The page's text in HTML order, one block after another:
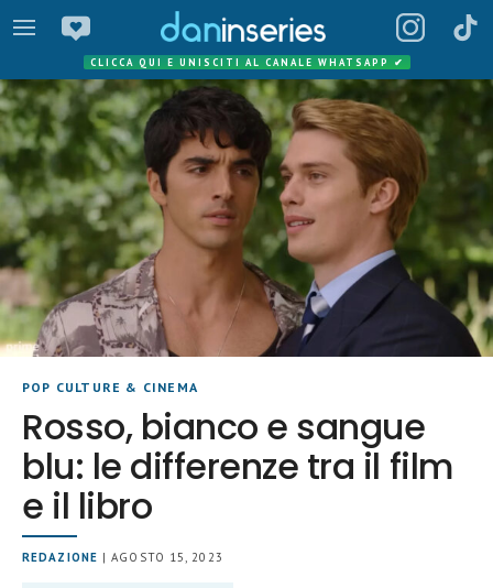
CLICCA QUI E UNISCITI AL CANALE WHATSAPP ✔
POP CULTURE & CINEMA
Rosso, bianco e sangue
blu: le differenze tra il film
e il libro
REDAZIONE | AGOSTO 15, 2023